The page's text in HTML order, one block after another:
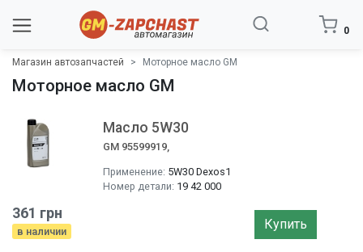
0
Магазин автозапчастей Моторное масло GM
Моторное масло GM
Масло 5W30
GM 95599919,
Применение: 5W30 Dexos1
Номер детали: 19 42 000
361 грн
в наличии Купить